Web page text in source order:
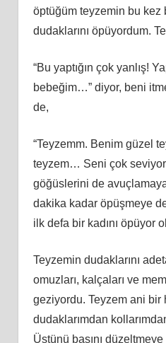
öptüğüm teyzemin bu kez
dudaklarını öpüyordum.
“Bu yaptığın çok yanlış!
bebeğim…” diyor, beni
de,
“Teyzemm. Benim güzel
teyzem… Seni çok
göğüslerini de
dakika kadar öpüşmeye
ilk defa bir kadını öpüyor
Teyzemin dudaklarını
omuzları, kalçaları ve
geziyordu. Teyzem ani bir
dudaklarımdan
Üstünü başını